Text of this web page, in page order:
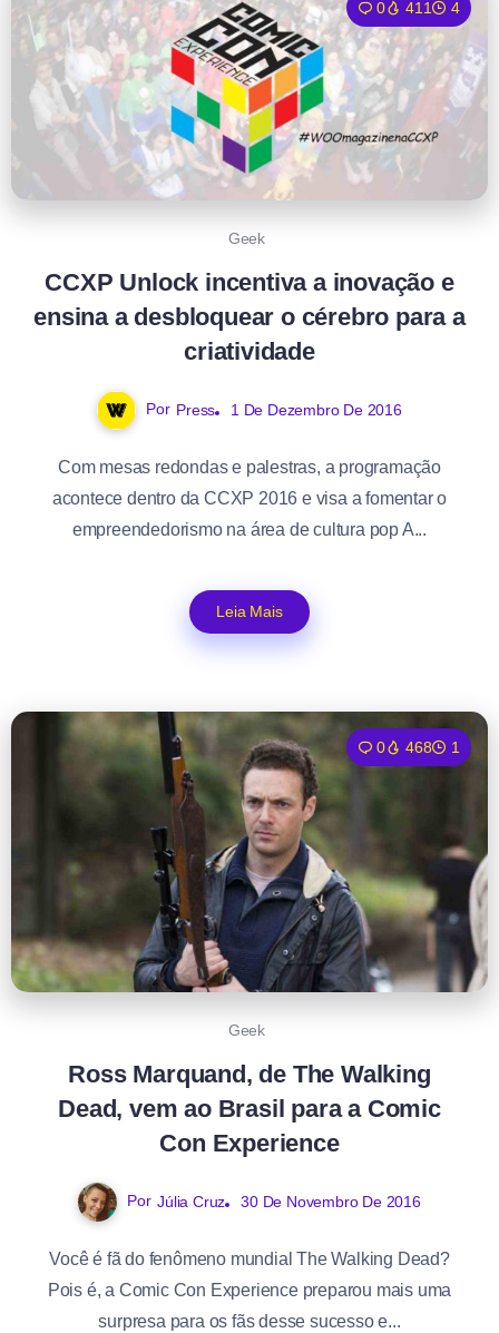
0 411 4
Geek
CCXP Unlock incentiva a inovação e
ensina a desbloquear o cérebro para a
criatividade
Por Press 1 De Dezembro De 2016
Com mesas redondas e palestras, a programação
acontece dentro da CCXP 2016 e visa a fomentar o
empreendedorismo na área de cultura pop A...
Leia Mais
0 468 1
Geek
Ross Marquand, de The Walking
Dead, vem ao Brasil para a Comic
Con Experience
Por Júlia Cruz 30 De Novembro De 2016
Você é fã do fenômeno mundial The Walking Dead?
Pois é, a Comic Con Experience preparou mais uma
surpresa para os fãs desse sucesso e...